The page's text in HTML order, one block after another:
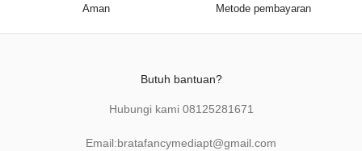
Aman
Metode pembayaran
Butuh bantuan?
Hubungi kami 08125281671
Email:bratafancymediapt@gmail.com